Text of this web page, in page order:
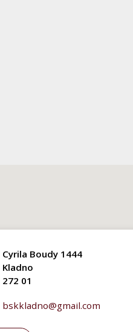
Cyrila Boudy 1444
Kladno
272 01
bskkladno@gmail.com